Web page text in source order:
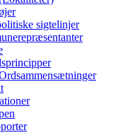
sigtelinjer